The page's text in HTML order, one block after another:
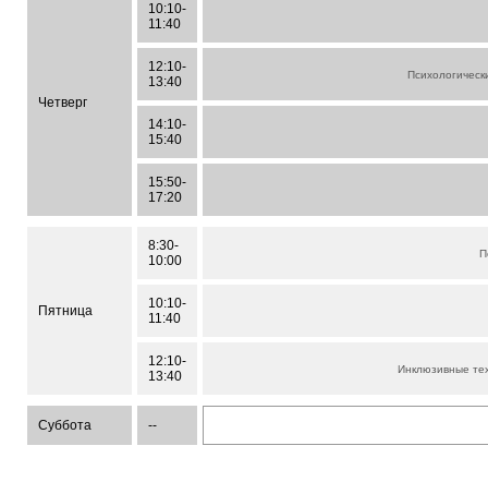
Четверг
10:10-
11:40
12:10-
13:40
14:10-
15:40
15:50-
17:20
Пятница
8:30-
10:00
10:10-
11:40
12:10-
13:40
Инклюзивные
Суббота --